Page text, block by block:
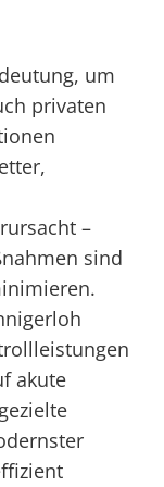
um
privaten
–
sind
akute